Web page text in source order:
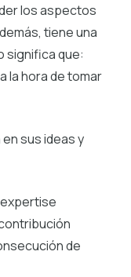
los aspectos
tiene una
significa que:
la hora de tomar
sus ideas y
de